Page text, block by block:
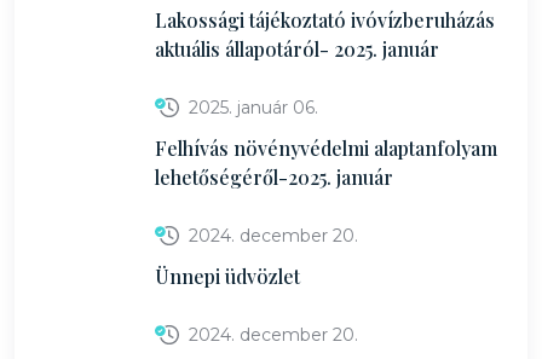
Lakossági tájékoztató ivóvízberuházás
aktuális állapotáról- 2025. január
2025. január 06.
Felhívás növényvédelmi alaptanfolyam
lehetőségéről-2025. január
2024. december 20.
Ünnepi üdvözlet
2024. december 20.